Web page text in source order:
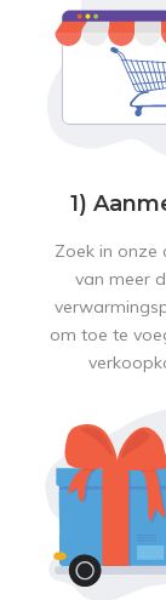
1)
Zoek in onze
van meer
om toe te